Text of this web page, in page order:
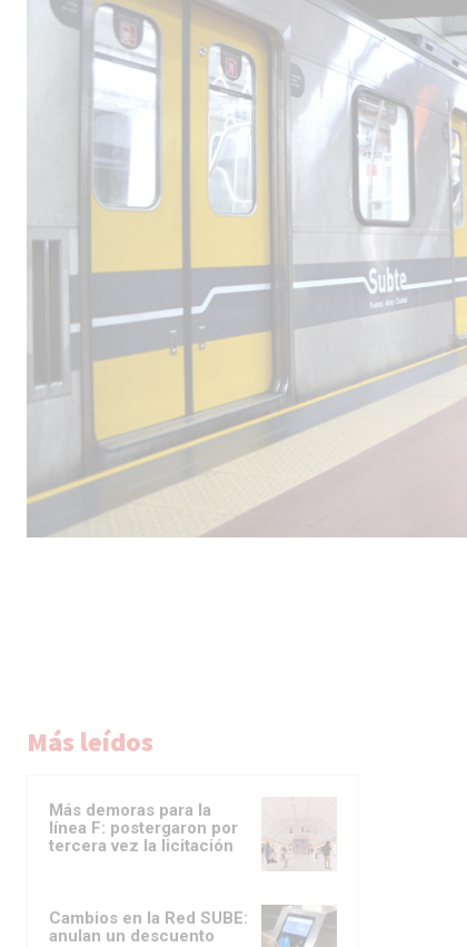
Más leídos
Más demoras para la
línea F: postergaron por
tercera vez la licitación
Cambios en la Red SUBE:
anulan un descuento